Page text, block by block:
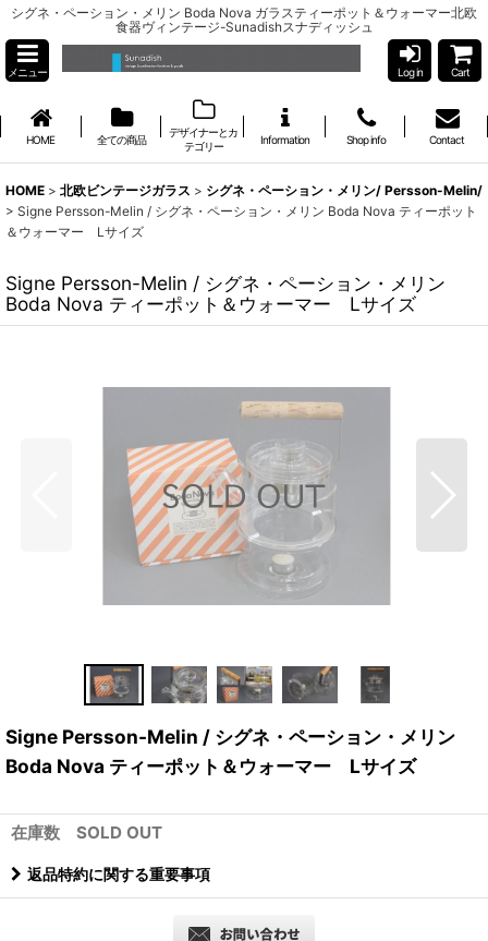
シグネ・ペーション・メリン Boda Nova ガラスティーポット＆ウォーマー北欧
食器ヴィンテージ-Sunadishスナディッシュ
メニュー Log in Cart
HOME 全ての商品
デザイナーとカ
テゴリー
Information Shop info Contact
HOME > 北欧ビンテージガラス > シグネ・ペーション・メリン/ Persson-Melin/
> Signe Persson-Melin / シグネ・ペーション・メリン Boda Nova ティーポット
＆ウォーマー Lサイズ
Signe Persson-Melin / シグネ・ペーション・メリン
Boda Nova ティーポット＆ウォーマー Lサイズ
Signe Persson-Melin / シグネ・ペーション・メリン
Boda Nova ティーポット＆ウォーマー Lサイズ
在庫数 SOLD OUT
返品特約に関する重要事項